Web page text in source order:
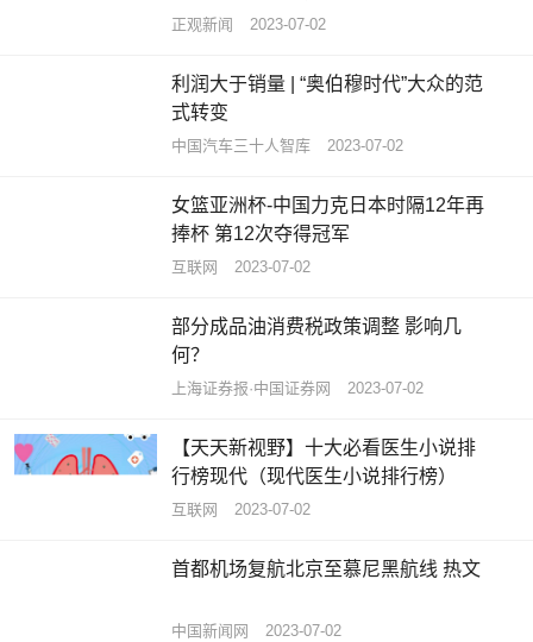
正观新闻 2023-07-02
利润大于销量 | “奥伯穆时代”大众的范
式转变
中国汽车三十人智库 2023-07-02
女篮亚洲杯-中国力克日本时隔12年再
捧杯 第12次夺得冠军
互联网 2023-07-02
部分成品油消费税政策调整 影响几
何？
上海证券报·中国证券网 2023-07-02
【天天新视野】十大必看医生小说排
行榜现代（现代医生小说排行榜）
互联网 2023-07-02
首都机场复航北京至慕尼黑航线 热文
中国新闻网 2023-07-02